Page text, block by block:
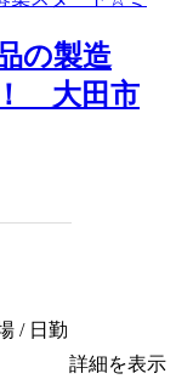
の製造
大田市
/ 日勤
詳細を表示